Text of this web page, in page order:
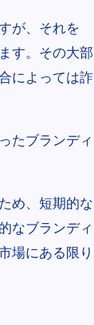
が、それを
す。その大部
によっては詐
たブランディ
め、短期的な
なブランディ
場にある限り